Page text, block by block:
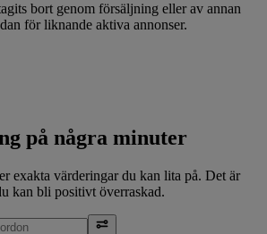
bort genom försäljning eller av annan
för liknande aktiva annonser.
på några minuter
exakta värderingar du kan lita på. Det är
kan bli positivt överraskad.